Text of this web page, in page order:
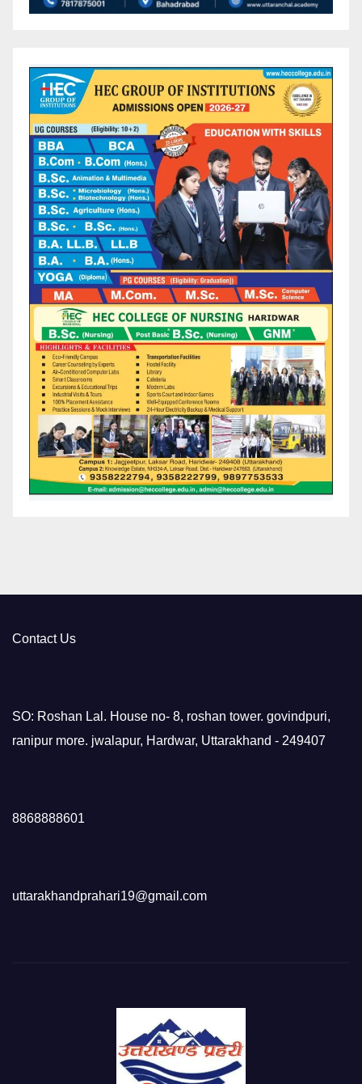
Contact Us
SO: Roshan Lal. House no- 8, roshan tower. govindpuri,
ranipur more. jwalapur, Hardwar, Uttarakhand - 249407
8868888601
uttarakhandprahari19@gmail.com